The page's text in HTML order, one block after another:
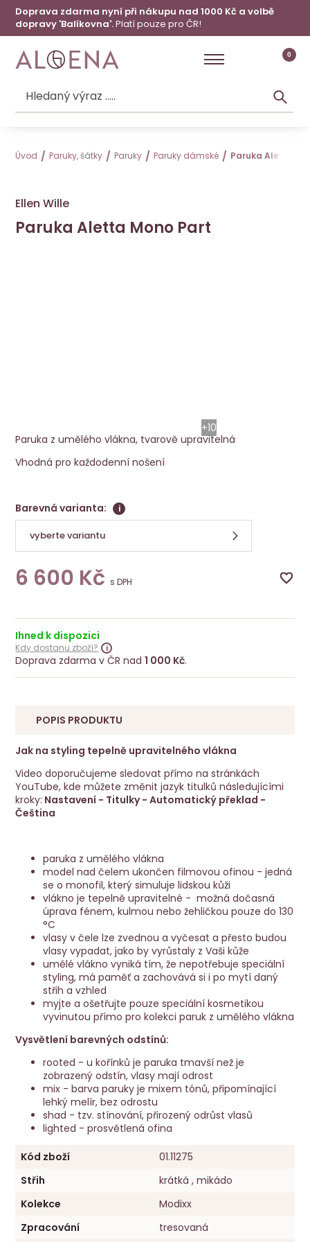
Doprava zdarma nyní při nákupu nad 1000 Kč a volbě
dopravy 'Balíkovna'.Platí pouze pro ČR!
0
Úvod Paruky, šátky Paruky Paruky dámské Paruka Aletta
Ellen Wille
Paruka Aletta Mono Part
+10
Paruka Aletta Mono Part
Paruka z umělého vlákna, tvarově upravitelná
Vhodná pro každodenní nošení
Barevná varianta: i
vyberte variantu
6 600 Kčs DPH
Ihned k dispozici
Kdy dostanu zboží?
Doprava zdarma v ČR nad1 000 Kč.
POPIS PRODUKTU
Jak na styling tepelně upravitelného vlákna
Video doporučujeme sledovat přímo na stránkách
YouTube, kde můžete změnit jazyk titulků následujícími
kroky: Nastavení - Titulky - Automatický překlad -
Čeština
paruka z umělého vlákna
model nad čelem ukončen filmovou ofinou - jedná
se o monofil, který simuluje lidskou kůži
vlákno je tepelně upravitelné - možná dočasná
úprava fénem, kulmou nebo žehličkou pouze do 130
°C
vlasy v čele lze zvednou a vyčesat a přesto budou
vlasy vypadat, jako by vyrůstaly z Vaši kůže
umělé vlákno vyniká tím, že nepotřebuje speciální
styling, má paměť a zachovává si i po mytí daný
střih a vzhled
myjte a ošetřujte pouze speciální kosmetikou
vyvinutou přímo pro kolekci paruk z umělého vlákna
Vysvětlení barevných odstínů:
rooted - u kořínků je paruka tmavší než je
zobrazený odstín, vlasy mají odrost
mix - barva paruky je mixem tónů, připomínající
lehký melír, bez odrostu
shad - tzv. stínování, přirozený odrůst vlasů
lighted - prosvětlená ofina
Kód zboží
01.11275
Střih
krátká , mikádo
Kolekce
Modixx
Zpracování
tresovaná